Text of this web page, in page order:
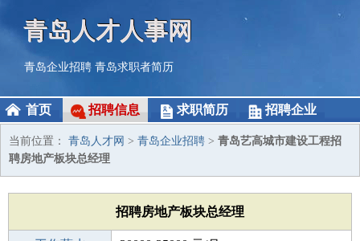
青岛人才人事网
青岛企业招聘 青岛求职者简历
首页 招聘信息 求职简历 招聘企业
当前位置： 青岛人才网 > 青岛企业招聘 > 青岛艺高城市建设工程招
聘房地产板块总经理
招聘房地产板块总经理